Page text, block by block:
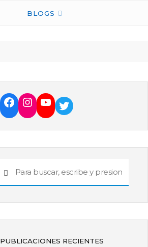
BLOGS
PUBLICACIONES RECIENTES